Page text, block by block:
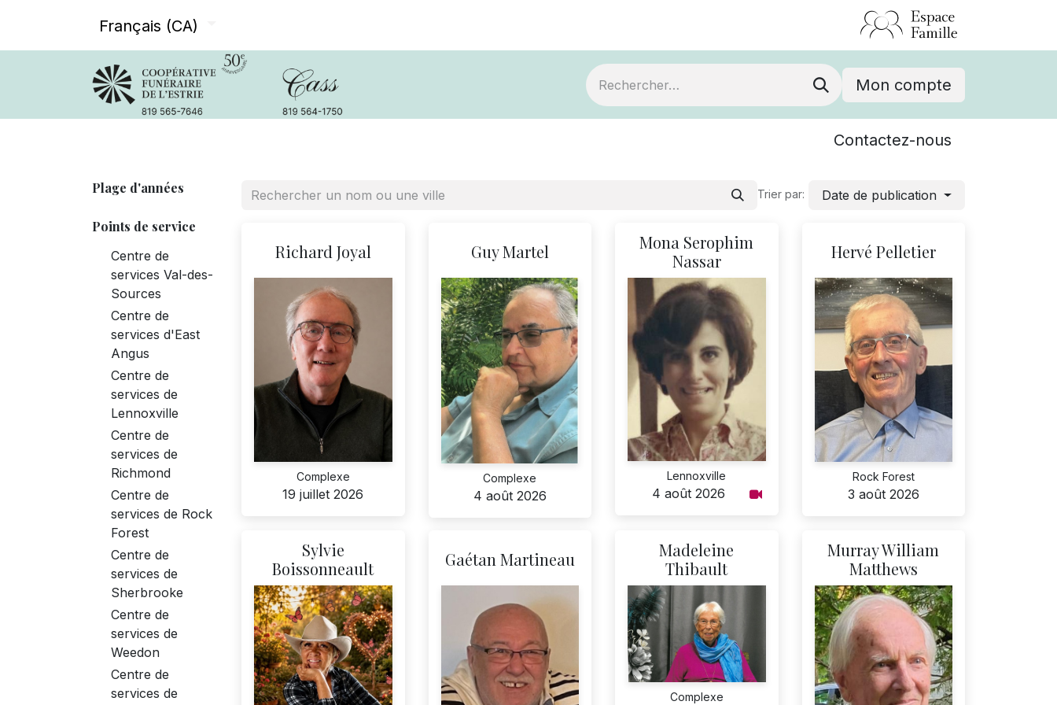
Français (CA)
Mon compte
Événements
Contactez-nous
Plage d'années
Points de service
Centre de
services Val-des-
Sources
Centre de
services d'East
Angus
Centre de
services de
Lennoxville
Centre de
services de
Richmond
Centre de
services de Rock
Forest
Centre de
services de
Sherbrooke
Centre de
services de
Weedon
Centre de
services de
Trier par: Date de publication
Richard Joyal
Complexe
19 juillet 2026
Guy Martel
Complexe
4 août 2026
Mona Serophim
Nassar
Lennoxville
4 août 2026
Hervé Pelletier
Rock Forest
3 août 2026
Sylvie
Boissonneault
Gaétan Martineau
Madeleine
Thibault
Complexe
Murray William
Matthews